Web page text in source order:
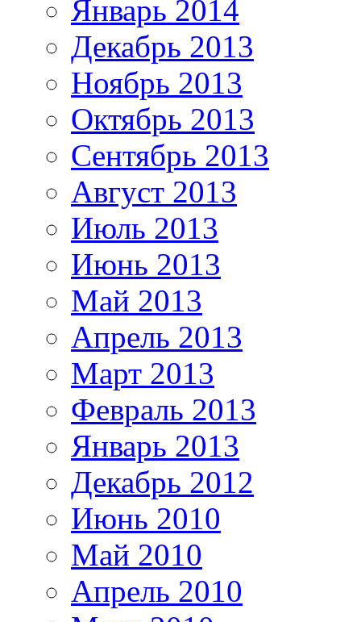
Январь 2014
Декабрь 2013
Ноябрь 2013
Октябрь 2013
Сентябрь 2013
Август 2013
Июль 2013
Июнь 2013
Май 2013
Апрель 2013
Март 2013
Февраль 2013
Январь 2013
Декабрь 2012
Июнь 2010
Май 2010
Апрель 2010